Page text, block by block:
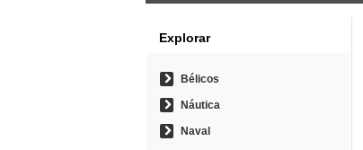
Explorar
Bélicos
Náutica
Naval